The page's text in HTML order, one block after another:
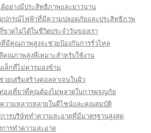
อย่างมีประสิทธิภาพและยาวนาน
ปกรณ์ไฟฟ้าที่มีความปลอดภัยและประสิทธิภาพ
าดไม่ได้ในชีวิตประจำวันของเรา
ที่มีคุณภาพสูงจะช่วยป้องกันการรั่วไหล
คุณภาพสูงที่เหมาะสำหรับใช้งาน
ล็กที่ไม่ควรมองข้าม
ยเสริมสร้างคอลลาเจนในผิว
องเที่ยวที่คุณต้องไม่พลาดในการผจญภัย
วามหลากหลายในดีไซน์และคุณสมบัติ
การบริษัททำความสะอาดที่มีมาตรฐานสูงสุด
ารทำความสะอาด